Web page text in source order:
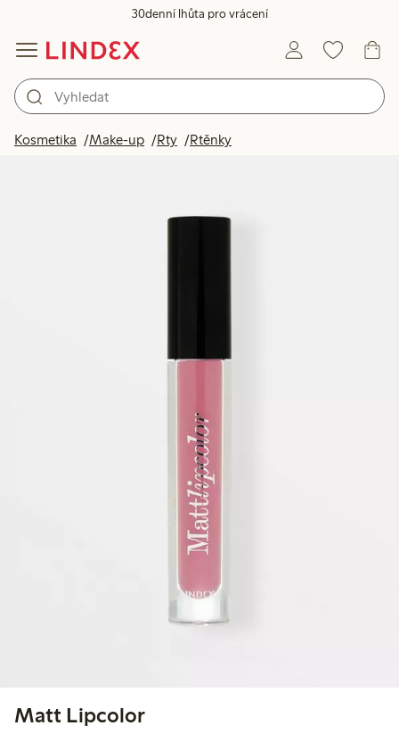
30denní lhůta pro vrácení
Kosmetika Make-up Rty Rtěnky
Matt Lipcolor